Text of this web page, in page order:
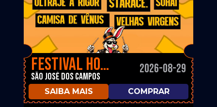
Festival Hora do Rock
São José dos Campos
2026-08-29
SAIBA MAIS COMPRAR